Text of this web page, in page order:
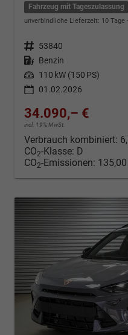
Fahrzeug mit Tageszulassung
unverbindliche Lieferzeit: 10 Tage
Fahrzeugnr. 53840
Kraftstoff Benzin
Leistung 110 kW (150 PS)
01.02.2026
34.090,– €
incl. 19% MwSt.
Verbrauch kombiniert:
CO2-Klasse: D
CO2-Emissionen: